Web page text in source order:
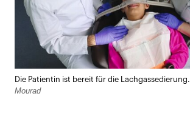
Die Patientin ist bereit für die Lachgassedierung.
Mourad